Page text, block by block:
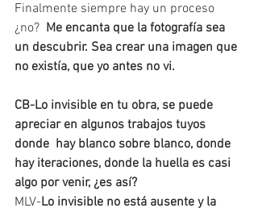
Finalmente siempre hay un proceso
¿no? Me encanta que la fotografía sea
un descubrir. Sea crear una imagen que
no existía, que yo antes no vi.
CB-Lo invisible en tu obra, se puede
apreciar en algunos trabajos tuyos
donde  hay blanco sobre blanco, donde
hay iteraciones, donde la huella es casi
algo por venir, ¿es así?
MLV-Lo invisible no está ausente y la